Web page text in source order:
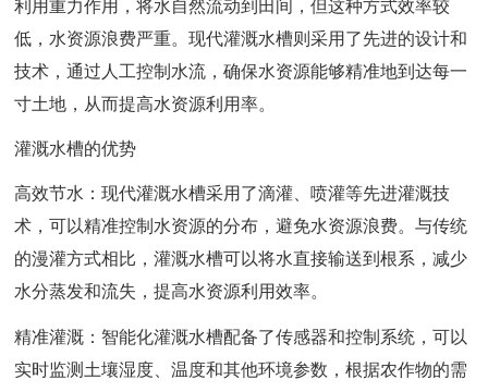
利用重力作用，将水自然流动到田间，但这种方式效率较
低，水资源浪费严重。现代灌溉水槽则采用了先进的设计和
技术，通过人工控制水流，确保水资源能够精准地到达每一
寸土地，从而提高水资源利用率。
灌溉水槽的优势
高效节水：现代灌溉水槽采用了滴灌、喷灌等先进灌溉技
术，可以精准控制水资源的分布，避免水资源浪费。与传统
的漫灌方式相比，灌溉水槽可以将水直接输送到根系，减少
水分蒸发和流失，提高水资源利用效率。
精准灌溉：智能化灌溉水槽配备了传感器和控制系统，可以
实时监测土壤湿度、温度和其他环境参数，根据农作物的需